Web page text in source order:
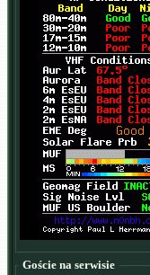
Goście na serwisie